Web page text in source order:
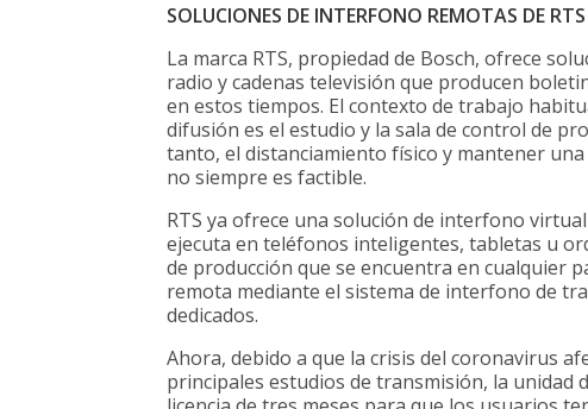
SOLUCIONES DE INTERFONO REMOTAS DE RTS
La marca RTS, propiedad de Bosch, ofrece
radio y cadenas televisión que producen
en estos tiempos. El contexto de trabajo
difusión es el estudio y la sala de control de
tanto, el distanciamiento físico y mantener
no siempre es factible.
RTS ya ofrece una solución de interfono
ejecuta en teléfonos inteligentes, tabletas u
de producción que se encuentra en cualquier
remota mediante el sistema de interfono de
dedicados.
Ahora, debido a que la crisis del coronavirus
principales estudios de transmisión, la unidad